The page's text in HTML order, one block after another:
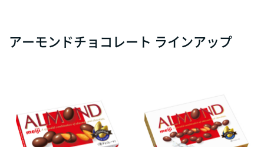
アーモンドチョコレート ラインアップ